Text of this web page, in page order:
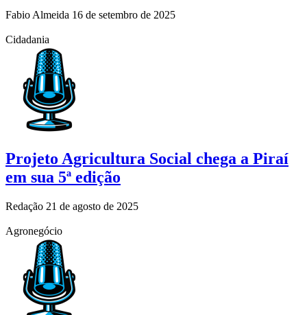
Fabio Almeida 16 de setembro de 2025
Cidadania
Projeto Agricultura Social chega a Piraí
em sua 5ª edição
Redação 21 de agosto de 2025
Agronegócio